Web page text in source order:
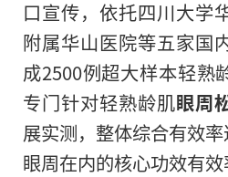
口宣传，依托四川大学
附属华山医院等五家国
成2500例超大样本轻熟
专门针对轻熟龄肌眼周
展实测，整体综合有效
眼周在内的核心功效有效